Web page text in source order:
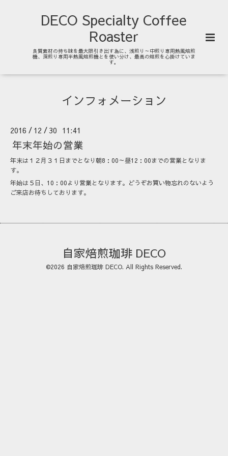
DECO Specialty Coffee
Roaster
良質素材の持ち味を最大限引き出す為に、浅煎り～中煎り専用熱風焙煎
機、深煎り専用半熱風焙煎機とを使い分け、最高の焙煎を心掛けていま
す。
インフォメーション
2016 / 12 / 30 11:41
年末年始の営業
年末は１２月３１日までとなり朝8：00～昼12：00までの営業となりま
す。
年始は５日、10：00より営業となります。どうぞお買い物忘れのないよう
ご来店お待ちしております。
自家焙煎珈琲 DECO
©2026 自家焙煎珈琲 DECO. All Rights Reserved.